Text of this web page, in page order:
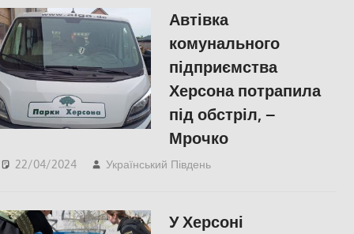
Автівка
комунального
підприємства
Херсона потрапила
під обстріл, –
Мрочко
22/04/2024 Український Південь
У Херсоні